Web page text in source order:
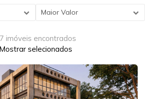
Maior Valor
imóveis encontrados
Mostrar selecionados